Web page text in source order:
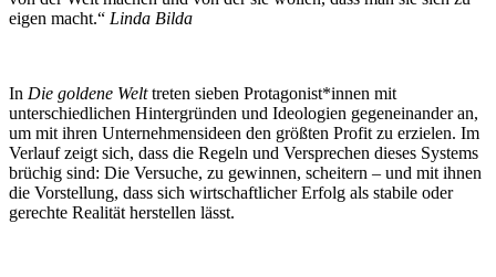
eigen macht.“ Linda Bilda
In Die goldene Welttreten sieben Protagonist*innen mit
unterschiedlichen Hintergründen und Ideologien gegeneinander an,
um mit ihren Unternehmensideen den größten Profit zu erzielen. Im
Verlauf zeigt sich, dass die Regeln und Versprechen dieses Systems
brüchig sind: Die Versuche, zu gewinnen, scheitern – und mit ihnen
die Vorstellung, dass sich wirtschaftlicher Erfolg als stabile oder
gerechte Realität herstellen lässt.